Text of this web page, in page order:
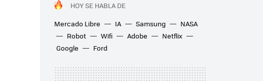
HOY SE HABLA DE
Mercado Libre
IA Samsung
NASA
Robot
Wifi Adobe
Netflix
Google
Ford